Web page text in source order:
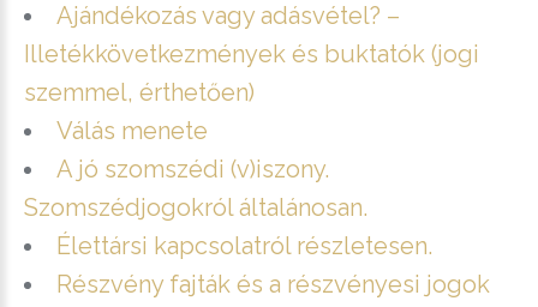
Ajándékozás vagy adásvétel? –
Illetékkövetkezmények és buktatók (jogi
szemmel, érthetően)
Válás menete
A jó szomszédi (v)iszony.
Szomszédjogokról általánosan.
Élettársi kapcsolatról részletesen.
Részvény fajták és a részvényesi jogok